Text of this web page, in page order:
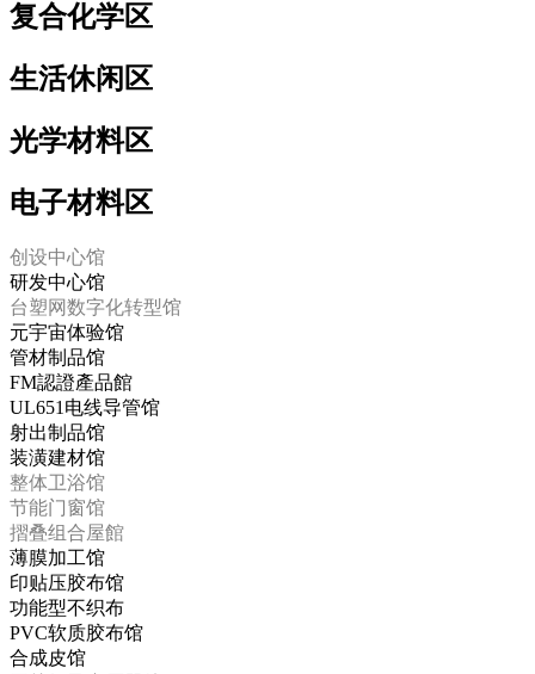
复合化学区
生活休闲区
光学材料区
电子材料区
创设中心馆
研发中心馆
台塑网数字化转型馆
元宇宙体验馆
管材制品馆
FM認證產品館
UL651电线导管馆
射出制品馆
装潢建材馆
整体卫浴馆
节能门窗馆
摺叠组合屋館
薄膜加工馆
印贴压胶布馆
功能型不织布
PVC软质胶布馆
合成皮馆